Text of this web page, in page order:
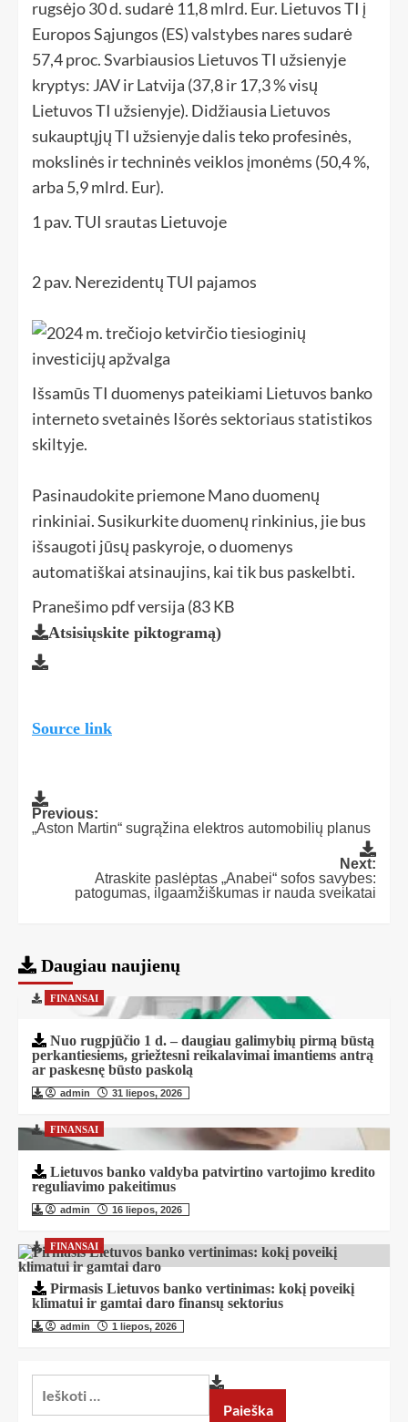
rugsėjo 30 d. sudarė 11,8 mlrd. Eur. Lietuvos TI į
Europos Sąjungos (ES) valstybes nares sudarė
57,4 proc. Svarbiausios Lietuvos TI užsienyje
kryptys: JAV ir Latvija (37,8 ir 17,3 % visų
Lietuvos TI užsienyje). Didžiausia Lietuvos
sukauptųjų TI užsienyje dalis teko profesinės,
mokslinės ir techninės veiklos įmonėms (50,4 %,
arba 5,9 mlrd. Eur).
1 pav. TUI srautas Lietuvoje
2 pav. Nerezidentų TUI pajamos
Išsamūs TI duomenys pateikiami Lietuvos banko
interneto svetainės Išorės sektoriaus statistikos
skiltyje.
Pasinaudokite priemone Mano duomenų
rinkiniai. Susikurkite duomenų rinkinius, jie bus
išsaugoti jūsų paskyroje, o duomenys
automatiškai atsinaujins, kai tik bus paskelbti.
Pranešimo pdf versija (83 KB
Atsisiųskite piktogramą)
Source link
Previous:
„Aston Martin“ sugrąžina elektros automobilių planus
Next:
Atraskite paslėptas „Anabei“ sofos savybes:
patogumas, ilgaamžiškumas ir nauda sveikatai
Daugiau naujienų
FINANSAI
Nuo rugpjūčio 1 d. – daugiau galimybių pirmą būstą
perkantiesiems, griežtesni reikalavimai imantiems antrą
ar paskesnę būsto paskolą
admin 31 liepos, 2026
FINANSAI
Lietuvos banko valdyba patvirtino vartojimo kredito
reguliavimo pakeitimus
admin 16 liepos, 2026
FINANSAI
Pirmasis Lietuvos banko vertinimas: kokį poveikį
klimatui ir gamtai daro finansų sektorius
admin 1 liepos, 2026